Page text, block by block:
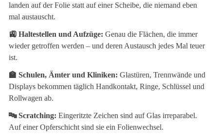
landen auf der Folie statt auf einer Scheibe, die niemand eben
mal austauscht.
🚉 Haltestellen und Aufzüge: Genau die Flächen, die immer
wieder getroffen werden – und deren Austausch jedes Mal teuer
ist.
🏫 Schulen, Ämter und Kliniken: Glastüren, Trennwände und
Displays bekommen täglich Handkontakt, Ringe, Schlüssel und
Rollwagen ab.
🔤 Scratching: Eingeritzte Zeichen sind auf Glas irreparabel.
Auf einer Opferschicht sind sie ein Folienwechsel.